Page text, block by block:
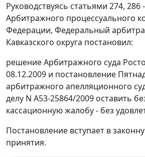
Руководствуясь статьями 274, 286
Арбитражного процессуального
Федерации, Федеральный
Кавказского округа постановил:
решение Арбитражного суда
08.12.2009 и постановление
арбитражного апелляционного
делу N А53-25864/2009 оставить
кассационную жалобу - без
Постановление вступает в
принятия.